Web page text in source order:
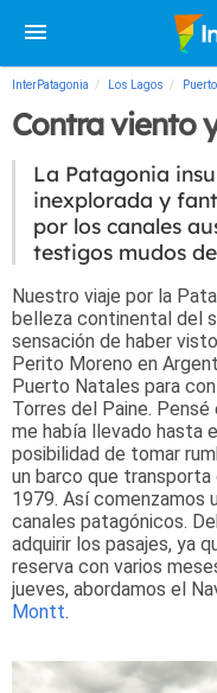
InterPatagonia Los Lagos
Contra viento
La Patagonia
inexplorada y
por los canales
testigos mudos
Nuestro viaje por la
belleza continental del
sensación de haber
Perito Moreno en
Puerto Natales para
Torres del Paine.
me había llevado hasta
posibilidad de tomar
un barco que
1979. Así comenzamos
canales patagónicos.
adquirir los pasajes, ya
reserva con varios
jueves, abordamos el
Montt.